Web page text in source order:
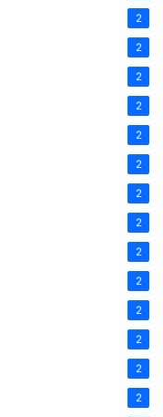
2
2
2
2
2
2
2
2
2
2
2
2
2
2